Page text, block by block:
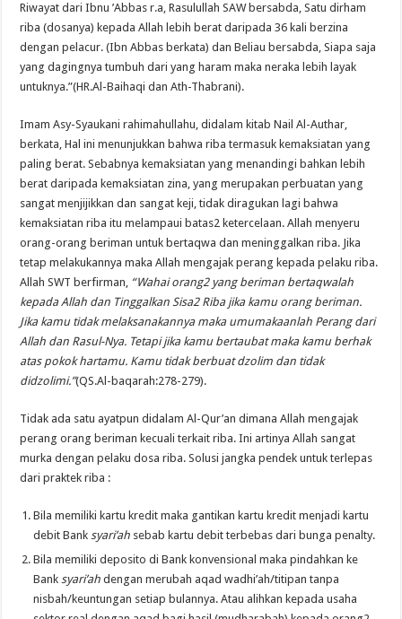
Riwayat dari Ibnu ’Abbas r.a, Rasulullah SAW bersabda, Satu dirham
riba (dosanya) kepada Allah lebih berat daripada 36 kali berzina
dengan pelacur. (Ibn Abbas berkata) dan Beliau bersabda, Siapa saja
yang dagingnya tumbuh dari yang haram maka neraka lebih layak
untuknya.”(HR.Al-Baihaqi dan Ath-Thabrani).
Imam Asy-Syaukani rahimahullahu, didalam kitab Nail Al-Authar,
berkata, Hal ini menunjukkan bahwa riba termasuk kemaksiatan yang
paling berat. Sebabnya kemaksiatan yang menandingi bahkan lebih
berat daripada kemaksiatan zina, yang merupakan perbuatan yang
sangat menjijikkan dan sangat keji, tidak diragukan lagi bahwa
kemaksiatan riba itu melampaui batas2 ketercelaan. Allah menyeru
orang-orang beriman untuk bertaqwa dan meninggalkan riba. Jika
tetap melakukannya maka Allah mengajak perang kepada pelaku riba.
Allah SWT berfirman, “Wahai orang2 yang beriman bertaqwalah
kepada Allah dan Tinggalkan Sisa2 Riba jika kamu orang beriman.
Jika kamu tidak melaksanakannya maka umumakaanlah Perang dari
Allah dan Rasul-Nya. Tetapi jika kamu bertaubat maka kamu berhak
atas pokok hartamu. Kamu tidak berbuat dzolim dan tidak
didzolimi.”(QS.Al-baqarah:278-279).
Tidak ada satu ayatpun didalam Al-Qur’an dimana Allah mengajak
perang orang beriman kecuali terkait riba. Ini artinya Allah sangat
murka dengan pelaku dosa riba. Solusi jangka pendek untuk terlepas
dari praktek riba :
Bila memiliki kartu kredit maka gantikan kartu kredit menjadi kartu
debit Banksyari’ah sebab kartu debit terbebas dari bunga penalty.
Bila memiliki deposito di Bank konvensional maka pindahkan ke
Banksyari’ah dengan merubah aqad wadhi’ah/titipan tanpa
nisbah/keuntungan setiap bulannya. Atau alihkan kepada usaha